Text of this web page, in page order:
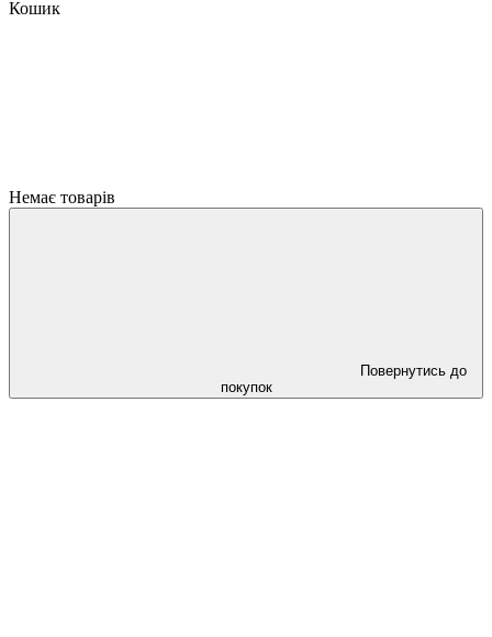
Кошик
Немає товарів
Повернутись до
покупок